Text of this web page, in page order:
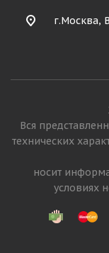
г.Москва,
Вся
технических
носит
условиях